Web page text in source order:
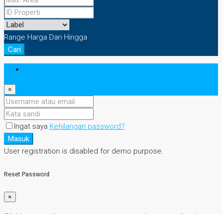
Range Harga Dari Hingga
Cari
×
Ingat saya Kehilangan password?
Masuk
User registration is disabled for demo purpose.
Reset Password
×